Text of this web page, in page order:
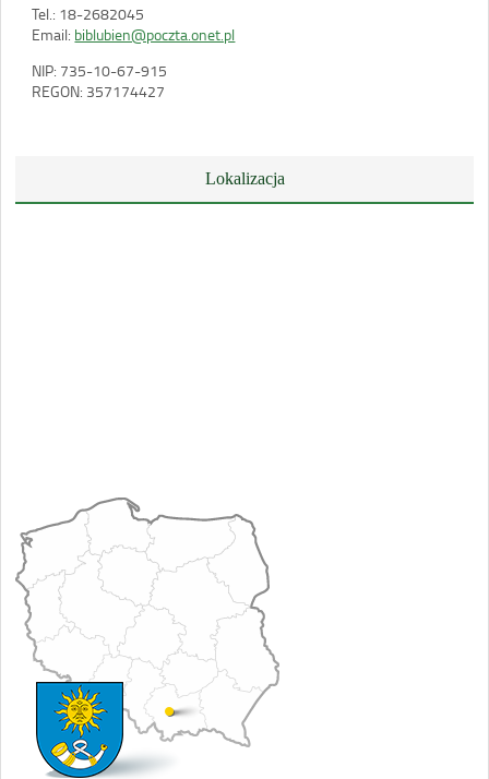
Tel.: 18-2682045
Email: biblubien@poczta.onet.pl
NIP: 735-10-67-915
REGON: 357174427
Lokalizacja